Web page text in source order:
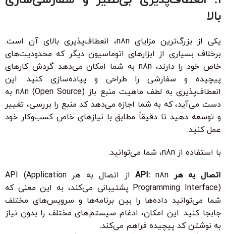
بالا
یکی از بزرگ‌ترین مزایای n8n، انعطاف‌پذیری بالای آن است.
برخلاف بسیاری از ابزارهای اتوماسیون دیگر که محدودیت‌های
خاص خود را دارند، n8n به شما امکان می‌دهد گردش کارهای
پیچیده و سفارشی را طراحی و پیاده‌سازی کنید. این
انعطاف‌پذیری به لطف ماهیت منبع باز (Open Source) n8n به
دست می‌آید، که به شما اجازه می‌دهد کد منبع را بررسی، تغییر
و توسعه دهید تا دقیقاً مطابق با نیازهای خاص کسب‌وکار خود
عمل کنید.
با استفاده از n8n، شما می‌توانید:
اتصال به هر API:
n8n از اتصال به هر API (Application
Programming Interface) پشتیبانی می‌کند، به این معنی که
شما می‌توانید داده‌ها را بین برنامه‌ها و سرویس‌های مختلف
جابجا کنید. این امکان، ادغام سیستم‌های مختلف را بدون نیاز
به نوشتن کد پیچیده فراهم می‌کند.